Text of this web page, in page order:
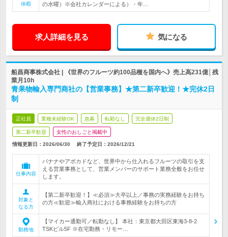
休暇
の水曜）※会社カレンダーによる）・年…
求人詳細を見る 気になる
船昌商事株式会社 | 《世界のフルーツ約100品種を国内へ》売上高231億│残
業月10h
青果物輸入専門商社の【営業事務】★第二新卒歓迎！★完休2日
制
正社員 業種未経験OK 急募 転勤なし 完全週休2日制
第二新卒歓迎 女性のおしごと掲載中
情報更新日：2026/06/30 終了予定日： 2026/12/21
仕事内容
バナナやアボカドなど、世界中から仕入れるフルーツの取引を支
える営業事務として、営業メンバーのサポート業務全般をお任せ
します。
対象と
なる方
【第二新卒歓迎！】≪必須≫大卒以上／事務の実務経験をお持ち
の方≪歓迎≫輸入商社における事務経験をお持ちの方
勤務地
【マイカー通勤可／転勤なし】 本社：東京都大田区東海3-8-2
TSKビル5F ※在宅勤務・リモー…